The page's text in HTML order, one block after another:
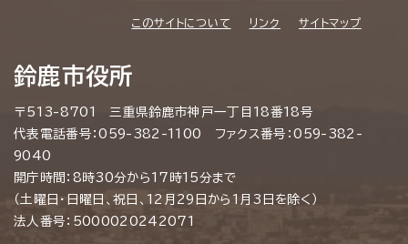
このサイトについて リンク サイトマップ
鈴鹿市役所
〒513-8701 三重県鈴鹿市神戸一丁目18番18号
代表電話番号：059-382-1100 ファクス番号：059-382-
9040
開庁時間：8時30分から17時15分まで
（土曜日・日曜日、祝日、12月29日から1月3日を除く）
法人番号：5000020242071